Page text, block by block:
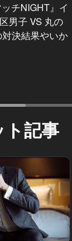
チNIGHT』イ
男子 VS 丸の
決結果やいか
ト記事